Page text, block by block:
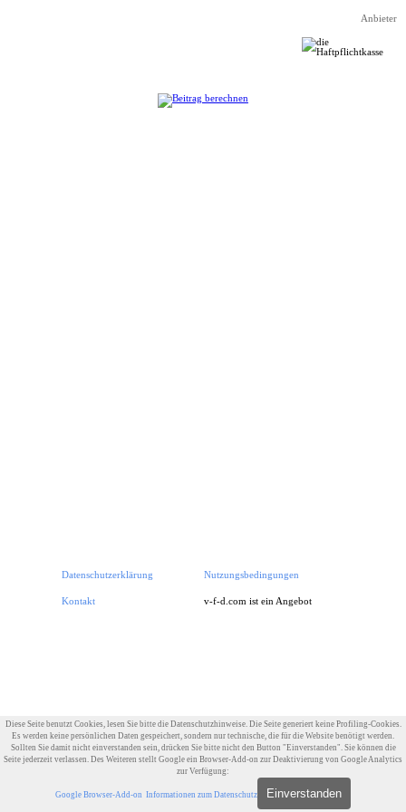
Anbieter
Datenschutzerklärung Nutzungsbedingungen
Kontakt v-f-d.com ist ein Angebot von
Diese Seite benutzt Cookies, lesen Sie bitte die Datenschutzhinweise. Die Seite generiert keine Profiling-Cookies.
Es werden keine persönlichen Daten gespeichert, sondern nur technische, die für die Website benötigt werden.
Sollten Sie damit nicht einverstanden sein, drücken Sie bitte nicht den Button "Einverstanden". Sie können die
Seite jederzeit verlassen. Des Weiteren stellt Google ein Browser-Add-on zur Deaktivierung von Google Analytics
zur Verfügung:
Google Browser-Add-on Informationen zum Datenschutz Einverstanden